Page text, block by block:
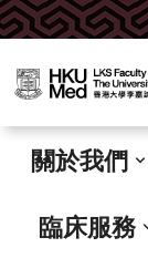
關於我們
臨床服務